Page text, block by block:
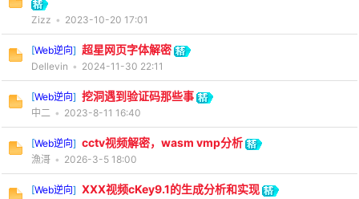
Zizz • 2023-10-20 17:01
[Web逆向] 超星网页字体解密
Dellevin • 2024-11-30 22:11
[Web逆向] 挖洞遇到验证码那些事
中二 • 2023-8-11 16:40
[Web逆向] cctv视频解密，wasm vmp分析
漁滒 • 2026-3-5 18:00
[Web逆向] XXX视频cKey9.1的生成分析和实现